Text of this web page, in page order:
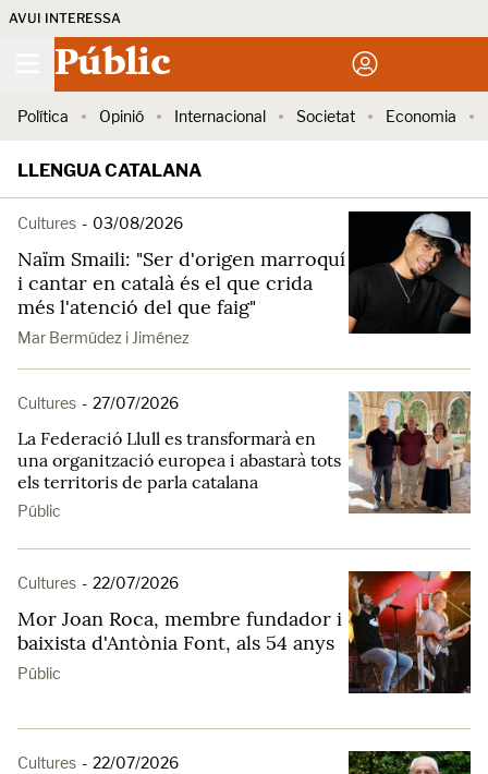
AVUI INTERESSA
Públic
Política Opinió Internacional Societat Economia
LLENGUA CATALANA
Cultures - 03/08/2026
Naïm Smaili: "Ser d'origen marroquí
i cantar en català és el que crida
més l'atenció del que faig"
Mar Bermúdez i Jiménez
Cultures - 27/07/2026
La Federació Llull es transformarà en
una organització europea i abastarà tots
els territoris de parla catalana
Públic
Cultures - 22/07/2026
Mor Joan Roca, membre fundador i
baixista d'Antònia Font, als 54 anys
Públic
Cultures - 22/07/2026